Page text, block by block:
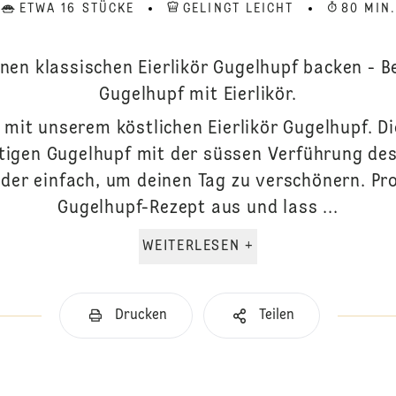
ETWA 16 STÜCKE GELINGT LEICHT 80 MIN.
klassischen Eierlikör Gugelhupf backen -
Gugelhupf mit Eierlikör.
mit unserem köstlichen Eierlikör Gugelhupf.
Gugelhupf mit der süssen Verführung
einfach, um deinen Tag zu verschönern.
Gugelhupf-Rezept aus und lass ...
WEITERLESEN +
Drucken Teilen